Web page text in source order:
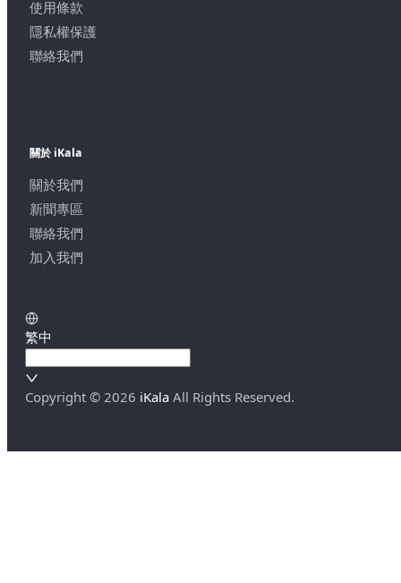
使用條款
隱私權保護
聯絡我們
關於 iKala
關於我們
新聞專區
聯絡我們
加入我們
繁中
Copyright © 2026 iKala All Rights Reserved.